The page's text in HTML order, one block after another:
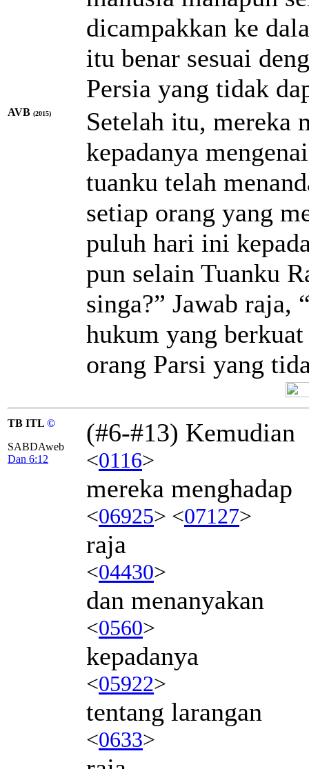
dicampakkan ke
itu benar sesuai
Persia yang tidak
AVB (2015)
Setelah itu, mereka
kepadanya
tuanku telah
setiap orang yang
puluh hari ini
pun selain Tuanku
singa?” Jawab raja,
hukum yang
orang Parsi yang
TB ITL ©
SABDAweb
Dan 6:12
(#6-#13) Kemudian
<0116>
mereka menghadap
<06925> <07127>
raja
<04430>
dan menanyakan
<0560>
kepadanya
<05922>
tentang larangan
<0633>